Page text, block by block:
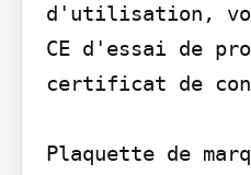
d'utilisation,
CE d'essai de
certificat de
Plaquette de